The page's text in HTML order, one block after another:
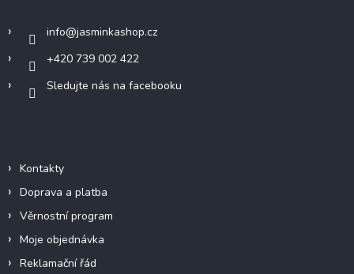
info@jasminkashop.cz
+420 739 002 422
Sledujte nás na facebooku
Kontakty
Doprava a platba
Věrnostní program
Moje objednávka
Reklamační řád